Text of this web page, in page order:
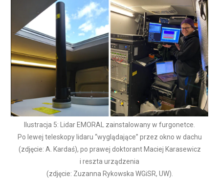
Ilustracja 5: Lidar EMORAL zainstalowany w furgonetce.
Po lewej teleskopy lidaru “wyglądające” przez okno w dachu
(zdjęcie: A. Kardaś), po prawej doktorant Maciej Karasewicz
i reszta urządzenia
(zdjęcie: Zuzanna Rykowska WGiSR, UW).